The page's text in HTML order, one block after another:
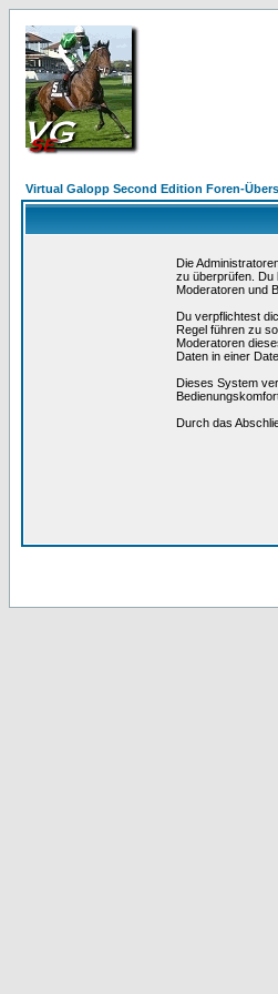
Virtual Galopp Second Edition Foren-
Die
zu überprüfen. Du
Moderatoren und
Du verpflichtest
Regel führen zu
Moderatoren
Daten in einer
Dieses System
Durch das